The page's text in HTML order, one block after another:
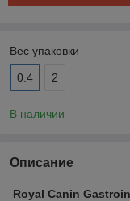
Вес упаковки
0.4 2
В наличии
Описание
Royal Canin